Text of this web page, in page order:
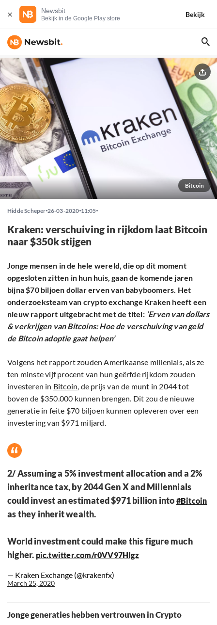
Newsbit
Bekijk in de Google Play store
Bekijk
Bitcoin
Hidde Scheper 26-03-2020 11:05
Kraken: verschuiving in rijkdom laat Bitcoin
naar $350k stijgen
Jonge mensen in de hele wereld, die op dit moment
opgesloten zitten in hun huis, gaan de komende jaren
bijna $70 biljoen dollar erven van babyboomers. Het
onderzoeksteam van crypto exchange Kraken heeft een
nieuw rapport uitgebracht met de titel: ‘Erven van dollars
& verkrijgen van Bitcoins: Hoe de verschuiving van geld
de Bitcoin adoptie gaat helpen’
Volgens het rapport zouden Amerikaanse millenials, als ze
ten minste vijf procent van hun geërfde rijkdom zouden
investeren in Bitcoin, de prijs van de munt in 2044 tot
boven de $350.000 kunnen brengen. Dit zou de nieuwe
generatie in feite $70 biljoen kunnen opleveren over een
investering van $971 miljard.
2/ Assuming a 5% investment allocation and a 2%
inheritance tax, by 2044 Gen X and Millennials
could invest an estimated $971 billion into #Bitcoin
as they inherit wealth.
World investment could make this figure much
higher. pic.twitter.com/r0VV97HIgz
— Kraken Exchange (@krakenfx)
March 25, 2020
Jonge generaties hebben vertrouwen in Crypto